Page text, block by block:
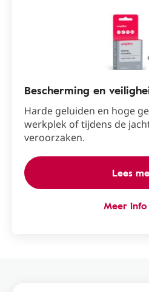
Bescherming en
Harde geluiden en hoge
werkplek of tijdens de
veroorzaken.
Lees
Meer info